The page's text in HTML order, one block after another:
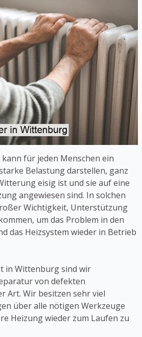
für jeden Menschen ein
Belastung darstellen, ganz
eisig ist und sie auf eine
angewiesen sind. In solchen
Wichtigkeit, Unterstützung
um das Problem in den
das Heizsystem wieder in Betrieb
in Wittenburg sind wir
von defekten
Art. Wir besitzen sehr viel
über alle nötigen Werkzeuge
Heizung wieder zum Laufen zu